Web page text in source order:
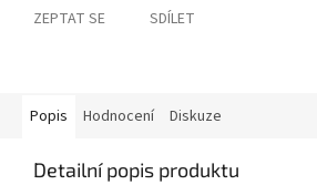
ZEPTAT SE SDÍLET
Popis Hodnocení Diskuze
Detailní popis produktu